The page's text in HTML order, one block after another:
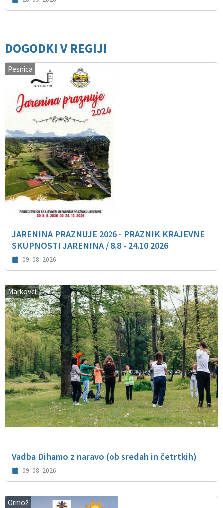
DOGODKI V REGIJI
Pesnica
JARENINA PRAZNUJE 2026 - PRAZNIK KRAJEVNE
SKUPNOSTI JARENINA / 8.8 - 24.10 2026
09. 08. 2026
Markovci
Vadba Dihamo z naravo (ob sredah in četrtkih)
09. 08. 2026
Ormož